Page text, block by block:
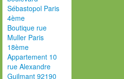
Sébastopol Paris
4ème
Boutique rue
Muller Paris
18ème
Appartement 10
rue Alexandre
Guilmant 92190